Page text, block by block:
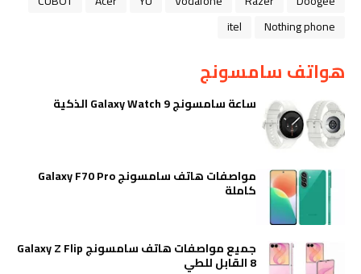
Nothing phone
itel
هواتف سامسونج
ساعة سامسونج Galaxy Watch 9 الذكية
مواصفات هاتف سامسونج Galaxy F70 Pro
كاملة
جميع مواصفات هاتف سامسونج Galaxy Z Flip
8 القابل للطي